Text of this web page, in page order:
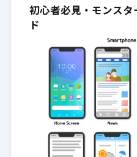
初心者必見・モンスタ
ド